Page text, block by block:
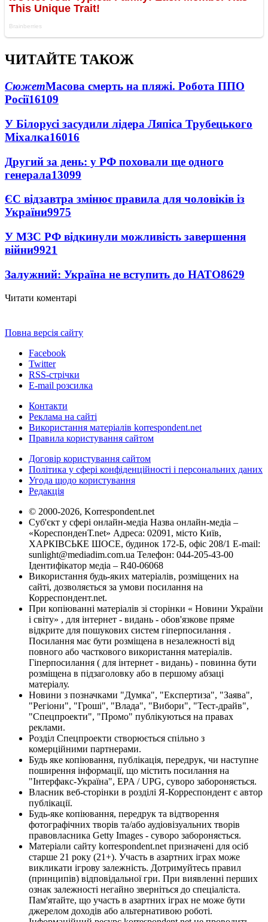
ЧИТАЙТЕ ТАКОЖ
СюжетМасова смерть на пляжі. Робота ППО
Росії16109
У Білорусі засудили лідера Ляпіса Трубецького
Міхалка16016
Другий за день: у РФ поховали ще одного
генерала13099
ЄС відзавтра змінює правила для чоловіків із
України9975
У МЗС РФ відкинули можливість завершення
війни9921
Залужний: Україна не вступить до НАТО8629
Читати коментарі
Повна версія сайту
Facebook
Twitter
RSS-стрічки
E-mail розсилка
Контакти
Реклама на сайті
Використання матеріалів korrespondent.net
Правила користування сайтом
Договір користування сайтом
Політика у сфері конфіденційності і персональних даних
Угода щодо користування
Редакція
© 2000-2026, Korrespondent.net
Суб'єкт у сфері онлайн-медіа Назва онлайн-медіа –
«КореспонденТ.net» Адреса: 02091, місто Київ,
ХАРКІВСЬКЕ ШОСЕ, будинок 172-Б, офіс 208/1 E-mail:
sunlight@mediadim.com.ua Телефон: 044-205-43-00
Ідентифікатор медіа – R40-06068
Використання будь-яких матеріалів, розміщених на
сайті, дозволяється за умови посилання на
Корреспондент.net.
При копіюванні матеріалів зі сторінки « Новини України
і світу» , для інтернет - видань - обов'язкове пряме
відкрите для пошукових систем гіперпосилання .
Посилання має бути розміщена в незалежності від
повного або часткового використання матеріалів.
Гіперпосилання ( для інтернет - видань) - повинна бути
розміщена в підзаголовку або в першому абзаці
матеріалу.
Новини з позначками "Думка", "Експертиза", "Заява",
"Регіони", "Гроші", "Влада", "Вибори", "Тест-драйв",
"Спецпроекти", "Промо" публікуються на правах
реклами.
Розділ Спецпроекти створюється спільно з
комерційними партнерами.
Будь яке копіювання, публікація, передрук, чи наступне
поширення інформації, що містить посилання на
"Інтерфакс-Україна", EPA / UPG, суворо забороняється.
Власник веб-сторінки в розділі Я-Корреспондент є автор
публікації.
Будь-яке копіювання, передрук та відтворення
фотографічних творів та/або аудіовізуальних творів
правовласника Getty Images - суворо забороняється.
Матеріали сайту korrespondent.net призначені для осіб
старше 21 року (21+). Участь в азартних іграх може
викликати ігрову залежність. Дотримуйтесь правил
(принципів) відповідальної гри. При виявленні перших
ознак залежності негайно зверніться до спеціаліста.
Пам'ятайте, що участь в азартних іграх не може бути
джерелом доходів або альтернативою роботі.